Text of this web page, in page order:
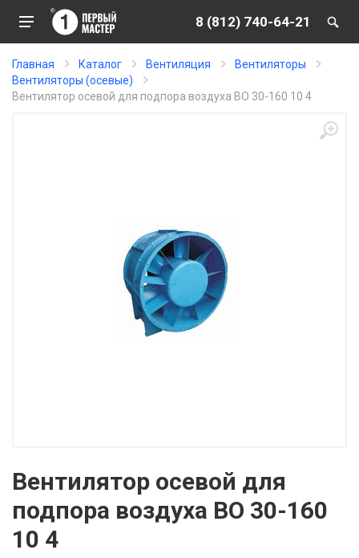
8 (812) 740-64-21
Главная Каталог Вентиляция
Вентиляторы
Вентиляторы (осевые)
Вентилятор осевой для подпора воздуха ВО 30-160 10 4
Вентилятор осевой для
подпора воздуха ВО 30-160
10 4